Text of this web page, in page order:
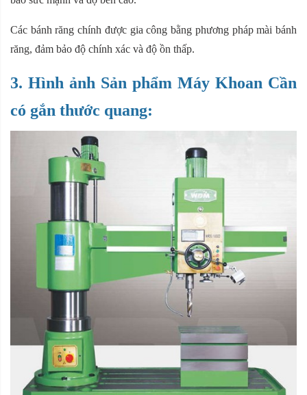
Các bánh răng chính được gia công bằng phương pháp mài bánh
răng, đảm bảo độ chính xác và độ ồn thấp.
3. Hình ảnh Sản phẩm Máy Khoan Cần
có gắn thước quang: